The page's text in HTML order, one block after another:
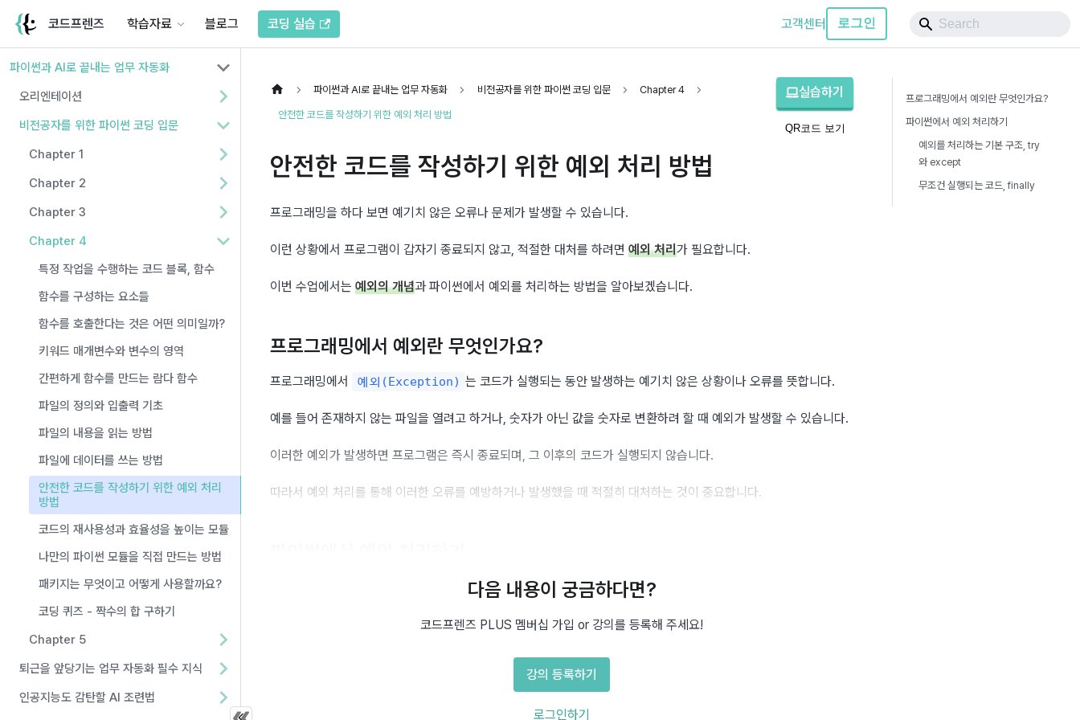
코드프렌즈 학습자료 블로그 코딩 실습 고객센터 로그인
파이썬과 AI로 끝내는 업무 자동화
오리엔테이션
비전공자를 위한 파이썬 코딩 입문
Chapter 1
Chapter 2
Chapter 3
Chapter 4
특정 작업을 수행하는 코드 블록, 함수
함수를 구성하는 요소들
함수를 호출한다는 것은 어떤 의미일까?
키워드 매개변수와 변수의 영역
간편하게 함수를 만드는 람다 함수
파일의 정의와 입출력 기초
파일의 내용을 읽는 방법
파일에 데이터를 쓰는 방법
안전한 코드를 작성하기 위한 예외 처리
방법
코드의 재사용성과 효율성을 높이는 모듈
나만의 파이썬 모듈을 직접 만드는 방법
패키지는 무엇이고 어떻게 사용할까요?
코딩 퀴즈 - 짝수의 합 구하기
Chapter 5
퇴근을 앞당기는 업무 자동화 필수 지식
인공지능도 감탄할 AI 조련법
파이썬과 AI로 끝내는 업무 자동화 비전공자를 위한 파이썬 코딩 입문 Chapter 4
안전한 코드를 작성하기 위한 예외 처리 방법
실습하기
QR코드 보기
안전한 코드를 작성하기 위한 예외 처리 방법
프로그래밍을 하다 보면 예기치 않은 오류나 문제가 발생할 수 있습니다.
이런 상황에서 프로그램이 갑자기 종료되지 않고, 적절한 대처를 하려면 예외 처리가 필요합니다.
이번 수업에서는 예외의 개념과 파이썬에서 예외를 처리하는 방법을 알아보겠습니다.
프로그래밍에서 예외란 무엇인가요?
프로그래밍에서 예외(Exception) 는 코드가 실행되는 동안 발생하는 예기치 않은 상황이나 오류를 뜻합니다.
예를 들어 존재하지 않는 파일을 열려고 하거나, 숫자가 아닌 값을 숫자로 변환하려 할 때 예외가 발생할 수 있습니다.
이러한 예외가 발생하면 프로그램은 즉시 종료되며, 그 이후의 코드가 실행되지 않습니다.
따라서 예외 처리를 통해 이러한 오류를 예방하거나 발생했을 때 적절히 대처하는 것이 중요합니다.
finally 구문으로 예외를 처리합니다.
블록 안에 예외가 발생할 가능성이 있는 코드를 작성하고,
블록의 나머지 코드는 실행되지 않고 곧바로
다음 내용이 궁금하다면?
코드프렌즈 PLUS 멤버십 가입 or 강의를 등록해 주세요!
강의 등록하기
로그인하기
프로그래밍에서 예외란 무엇인가요?
파이썬에서 예외 처리하기
예외를 처리하는 기본 구조, try
와 except
무조건 실행되는 코드, finally